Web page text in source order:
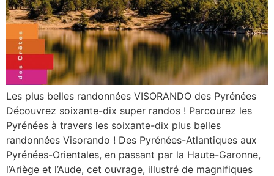
Les plus belles randonnées VISORANDO des Pyrénées
Découvrez soixante-dix super randos ! Parcourez les
Pyrénées à travers les soixante-dix plus belles
randonnées Visorando ! Des Pyrénées-Atlantiques aux
Pyrénées-Orientales, en passant par la Haute-Garonne,
l’Ariège et l’Aude, cet ouvrage, illustré de magnifiques